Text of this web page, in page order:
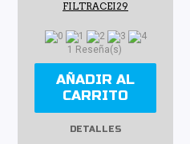
FILTRACEI29
1 Reseña(s)
AÑADIR AL
CARRITO
DETALLES